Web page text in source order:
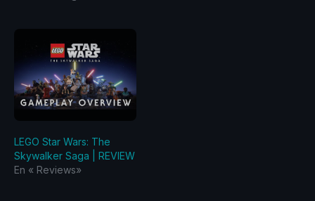
LEGO Star Wars: The
Skywalker Saga | REVIEW
En «‎ Reviews‎»